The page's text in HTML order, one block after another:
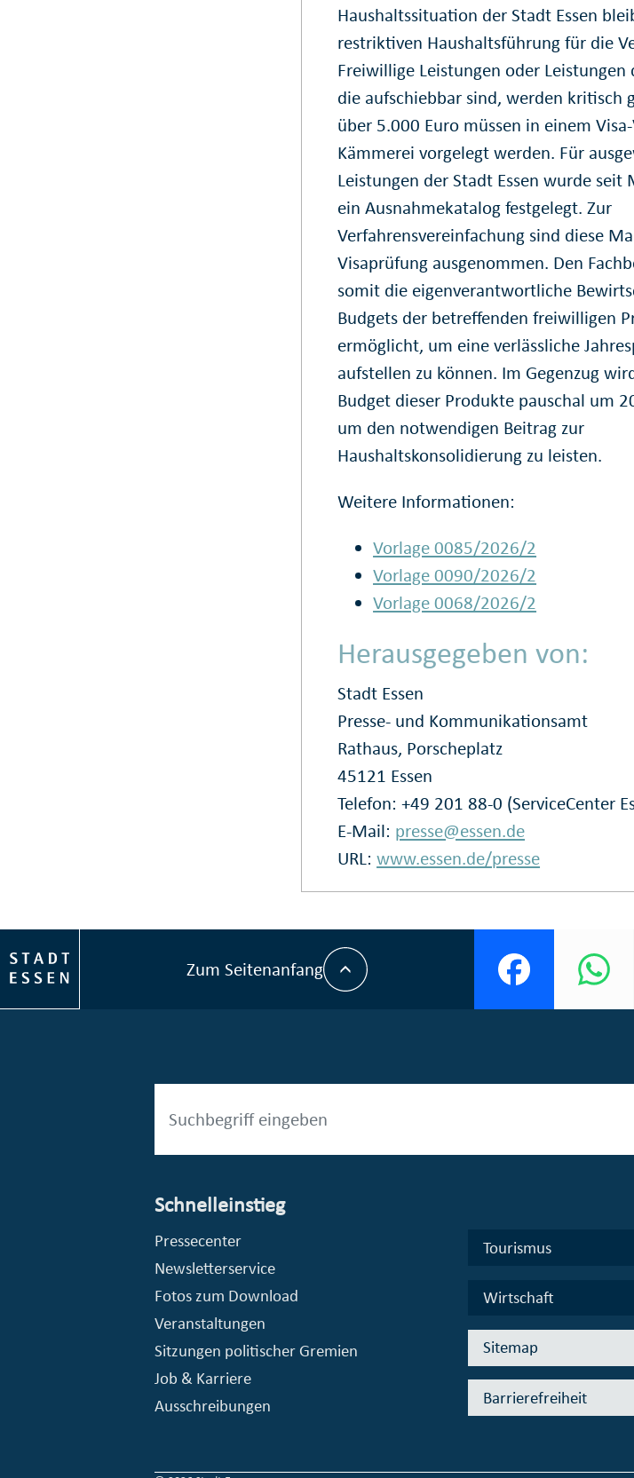
Haushaltssituation der Stadt Essen
restriktiven Haushaltsführung für die
Freiwillige Leistungen oder Leistungen
die aufschiebbar sind, werden kritisch
über 5.000 Euro müssen in einem
Kämmerei vorgelegt werden. Für
Leistungen der Stadt Essen wurde seit
ein Ausnahmekatalog festgelegt. Zur
Verfahrensvereinfachung sind diese
Visaprüfung ausgenommen. Den
somit die eigenverantwortliche
Budgets der betreffenden freiwilligen
ermöglicht, um eine verlässliche
aufstellen zu können. Im Gegenzug
Budget dieser Produkte pauschal um
um den notwendigen Beitrag zur
Haushaltskonsolidierung zu leisten.
Weitere Informationen:
Vorlage 0085/2026/2
Vorlage 0090/2026/2
Vorlage 0068/2026/2
Herausgegeben von:
Stadt Essen
Presse- und Kommunikationsamt
Rathaus, Porscheplatz
45121 Essen
Telefon: +49 201 88-0 (ServiceCenter
E-Mail: presse@essen.de
URL:www.essen.de/presse
Zum Seitenanfang
Schnelleinstieg
Pressecenter
Newsletterservice
Fotos zum Download
Veranstaltungen
Sitzungen politischer Gremien
Job & Karriere
Ausschreibungen
Tourismus
Wirtschaft
Sitemap
Barrierefreiheit
© Stadt Essen, Presse- und Kommunikationsamt